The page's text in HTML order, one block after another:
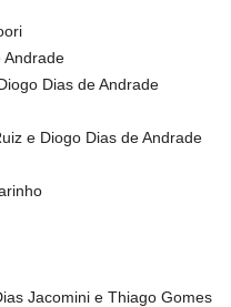
Andrade
Dias de Andrade
e Diogo Dias de Andrade
Jacomini e Thiago Gomes